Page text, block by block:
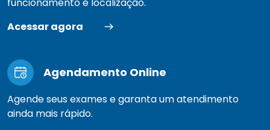
Acessar agora
Agendamento Online
Agende seus exames e garanta um atendimento
ainda mais rápido.